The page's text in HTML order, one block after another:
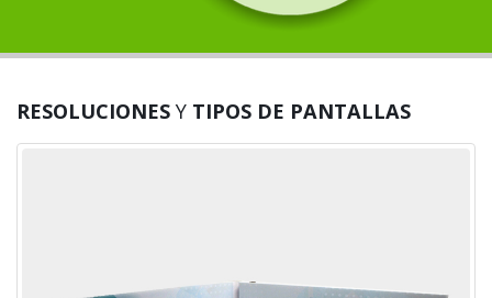
RESOLUCIONES Y TIPOS DE PANTALLAS